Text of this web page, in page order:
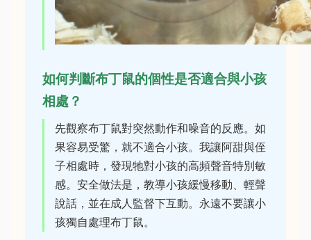
如何判斷布丁鼠的個性是否適合與小孩
相處？
先觀察布丁鼠對突然動作和噪音的反應。如
果容易受驚，就不適合小孩。我讓阿甜與侄
子相處時，發現牠對小孩的高頻聲音特別敏
感。安全做法是，教導小孩緩慢移動、輕聲
說話，並在成人監督下互動。永遠不要讓小
孩獨自處理布丁鼠。